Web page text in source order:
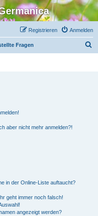
Anmelden
Registrieren
Fragen
aber nicht mehr anmelden?!
in der Online-Liste auftaucht?
geht immer noch falsch!
angezeigt werden?